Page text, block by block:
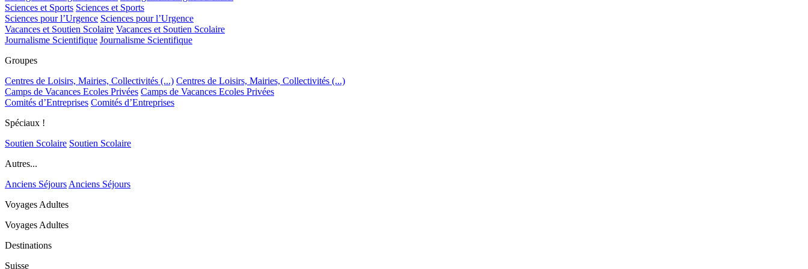
Sciences et Sports Sciences et Sports
Sciences pour l’Urgence Sciences pour l’Urgence
Vacances et Soutien Scolaire Vacances et Soutien Scolaire
Journalisme Scientifique Journalisme Scientifique
Groupes
Centres de Loisirs, Mairies, Collectivités (...) Centres de Loisirs, Mairies, Collectivités (...)
Camps de Vacances Ecoles Privées Camps de Vacances Ecoles Privées
Comités d’Entreprises Comités d’Entreprises
Spéciaux !
Soutien Scolaire Soutien Scolaire
Autres...
Anciens Séjours Anciens Séjours
Voyages Adultes
Voyages Adultes
Destinations
Suisse